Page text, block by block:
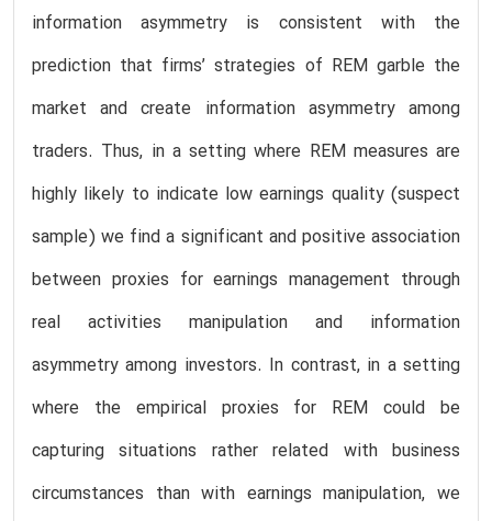
information asymmetry is consistent with the
prediction that firms’ strategies of REM garble the
market and create information asymmetry among
traders. Thus, in a setting where REM measures are
highly likely to indicate low earnings quality (suspect
sample) we find a significant and positive association
between proxies for earnings management through
real activities manipulation and information
asymmetry among investors. In contrast, in a setting
where the empirical proxies for REM could be
capturing situations rather related with business
circumstances than with earnings manipulation, we